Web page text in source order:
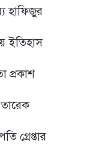
হাফিজুর
ইতিহাস
প্রকাশ
তারেক
গ্রেপ্তার